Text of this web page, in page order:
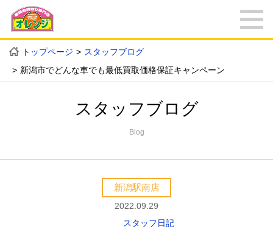
トップページ
スタッフブログ
新潟市でどんな車でも最低買取価格保証キャンペーン
スタッフブログ
Blog
新潟駅南店
2022.09.29
スタッフ日記